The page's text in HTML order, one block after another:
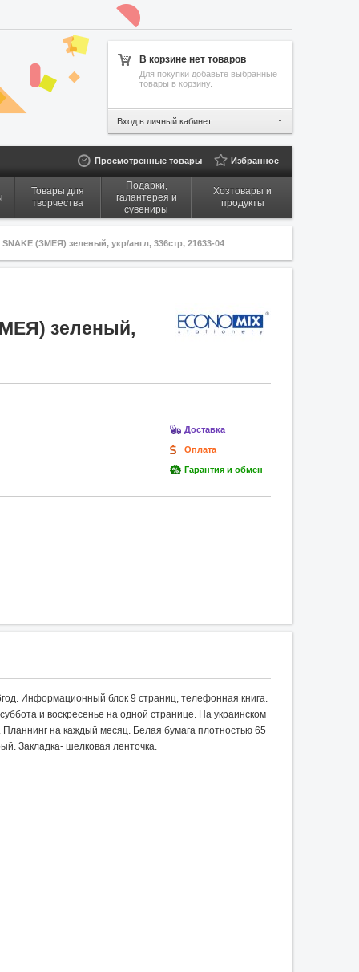
В корзине нет товаров
Для покупки добавьте выбранные
товары в корзину.
Вход в личный кабинет
Просмотренные товары Избранное
Товары для
творчества
Подарки,
галантерея и
сувениры
Хозтовары и
продукты
(ЗМЕЯ) зеленый, укр/англ, 336стр, 21633-04
зеленый,
Доставка
Оплата
Гарантия и обмен
Информационный блок 9 страниц, телефонная книга.
и воскресенье на одной странице. На украинском
Планнинг на каждый месяц. Белая бумага плотностью 65
Закладка- шелковая ленточка.